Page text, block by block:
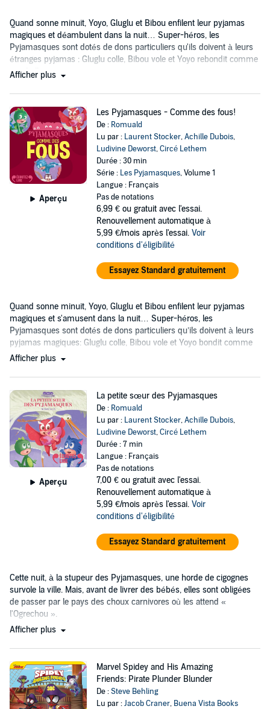
Quand sonne minuit, Yoyo, Gluglu et Bibou enfilent leur pyjamas
magiques et déambulent dans la nuit… Super-héros, les
Pyjamasques sont dotés de dons particuliers qu'ils doivent à leurs
étranges pyjamas : Gluglu colle, Bibou vole et Yoyo rebondit comme
une balle…
Afficher plus
Aperçu
Les Pyjamasques - Comme des fous!
De : Romuald
Lu par : Laurent Stocker,Achille Dubois,
Ludivine Deworst,Circé Lethem
Durée : 30 min
Série : Les Pyjamasques, Volume 1
Langue : Français
Pas de notations
6,99 € ou gratuit avec l'essai.
Renouvellement automatique à
5,99 €/mois après l'essai. Voir
conditions d'éligibilité
Essayez Standard gratuitement
Quand sonne minuit, Yoyo, Gluglu et Bibou enfilent leur pyjamas
magiques et s'amusent dans la nuit… Super-héros, les
Pyjamasques sont dotés de dons particuliers qu’ils doivent à leurs
pyjamas magiques: Gluglu colle, Bibou vole et Yoyo bondit comme
une balle…
Afficher plus
Aperçu
La petite sœur des Pyjamasques
De : Romuald
Lu par : Laurent Stocker,Achille Dubois,
Ludivine Deworst,Circé Lethem
Durée : 7 min
Langue : Français
Pas de notations
7,00 € ou gratuit avec l'essai.
Renouvellement automatique à
5,99 €/mois après l'essai. Voir
conditions d'éligibilité
Essayez Standard gratuitement
Cette nuit, à la stupeur des Pyjamasques, une horde de cigognes
survole la ville. Mais, avant de livrer des bébés, elles sont obligées
de passer par le pays des choux carnivores où les attend «
l'Ogrechou ».
Afficher plus
Marvel Spidey and His Amazing
Friends: Pirate Plunder Blunder
De :Steve Behling
Lu par :Jacob Craner, Buena Vista Books